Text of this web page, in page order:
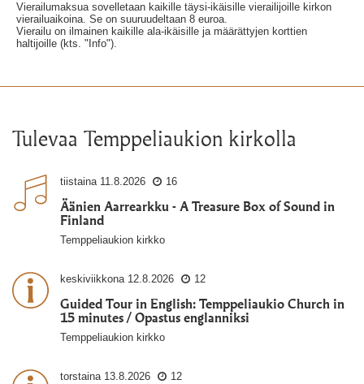
Vierailumaksua sovelletaan kaikille täysi-ikäisille vierailijoille kirkon
vierailuaikoina. Se on suuruudeltaan 8 euroa.
Vierailu on ilmainen kaikille ala-ikäisille ja määrättyjen korttien
haltijoille (kts. "Info").
Tulevaa Temppeliaukion kirkolla
tiistaina 11.8.2026 16
Äänien Aarrearkku - A Treasure Box of Sound in
Finland
Temppeliaukion kirkko
keskiviikkona 12.8.2026 12
Guided Tour in English: Temppeliaukio Church in
15 minutes / Opastus englanniksi
Temppeliaukion kirkko
torstaina 13.8.2026 12